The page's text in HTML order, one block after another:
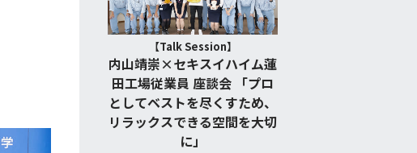
【Talk Session】
内山靖崇×セキスイハイム蓮
田工場従業員 座談会 「プロ
としてベストを尽くすため、
リラックスできる空間を大切
に」